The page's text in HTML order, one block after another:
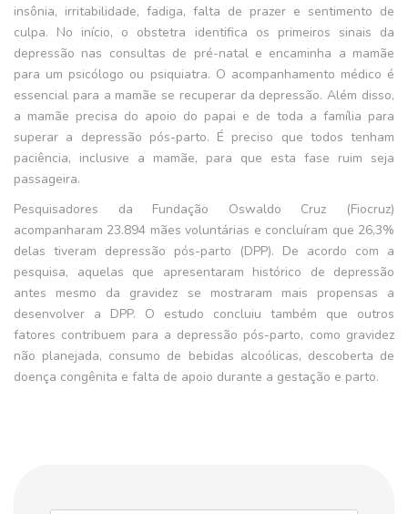
insônia, irritabilidade, fadiga, falta de prazer e sentimento de
culpa. No início, o obstetra identifica os primeiros sinais da
depressão nas consultas de pré-natal e encaminha a mamãe
para um psicólogo ou psiquiatra. O acompanhamento médico é
essencial para a mamãe se recuperar da depressão. Além disso,
a mamãe precisa do apoio do papai e de toda a família para
superar a depressão pós-parto. É preciso que todos tenham
paciência, inclusive a mamãe, para que esta fase ruim seja
passageira.
Pesquisadores da Fundação Oswaldo Cruz (Fiocruz)
acompanharam 23.894 mães voluntárias e concluíram que 26,3%
delas tiveram depressão pós-parto (DPP). De acordo com a
pesquisa, aquelas que apresentaram histórico de depressão
antes mesmo da gravidez se mostraram mais propensas a
desenvolver a DPP. O estudo concluiu também que outros
fatores contribuem para a depressão pós-parto, como gravidez
não planejada, consumo de bebidas alcoólicas, descoberta de
doença congênita e falta de apoio durante a gestação e parto.